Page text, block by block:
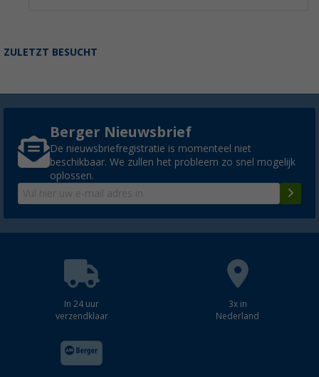
ZULETZT BESUCHT
Berger Nieuwsbrief
De nieuwsbriefregistratie is momenteel niet
beschikbaar. We zullen het probleem zo snel mogelijk
oplossen.
In 24 uur
verzendklaar
3x in
Nederland